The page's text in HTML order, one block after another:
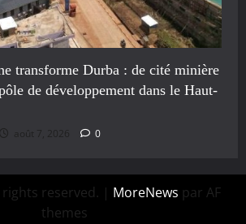
transforme Durba : de cité minière
de développement dans le Haut-
août 7, 2026 0
reserved. | MoreNews par AF
themes